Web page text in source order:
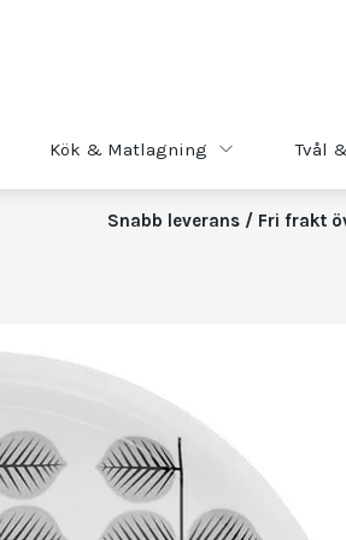
Kök & Matlagning Tvål
Snabb leverans / Fri frakt